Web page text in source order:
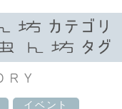
イベント